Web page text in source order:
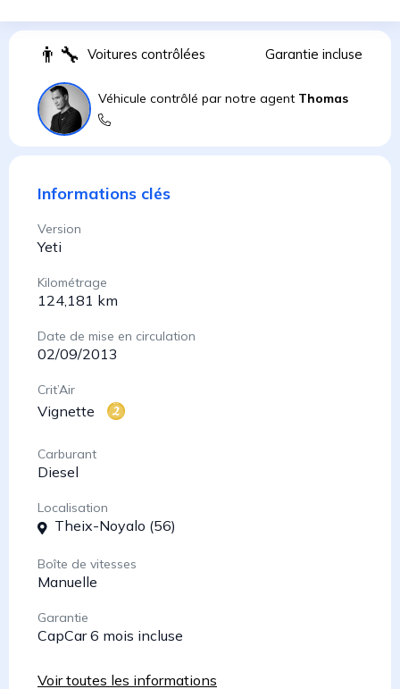
👨 Voitures contrôlées Garantie incluse
Véhicule contrôlé par notre agent Thomas
Informations clés
Version
Yeti
Kilométrage
124,181 km
Date de mise en circulation
02/09/2013
Crit’Air
Vignette
Carburant
Diesel
Localisation
Theix-Noyalo (56)
Boîte de vitesses
Manuelle
Garantie
CapCar 6 mois incluse
Voir toutes les informations